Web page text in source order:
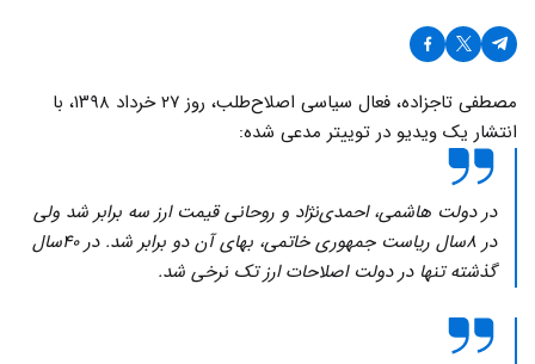
مصطفی تاجزاده، فعال سیاسی اصلاح‌طلب، روز ۲۷ خرداد ۱۳۹۸، با
انتشار یک ویدیو در توییتر مدعی شده:
در دولت هاشمی، احمدی‌نژاد و روحانی قیمت ارز سه برابر شد ولی
در ۸سال ریاست جمهوری خاتمی، بهای آن دو برابر شد. در ۴۰سال
گذشته تنها در دولت اصلاحات ارز تک نرخی شد.